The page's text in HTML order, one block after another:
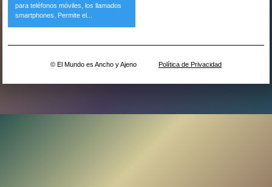
para teléfonos móviles, los llamados
smartphones. Permite el...
© El Mundo es Ancho y Ajeno Política de Privacidad